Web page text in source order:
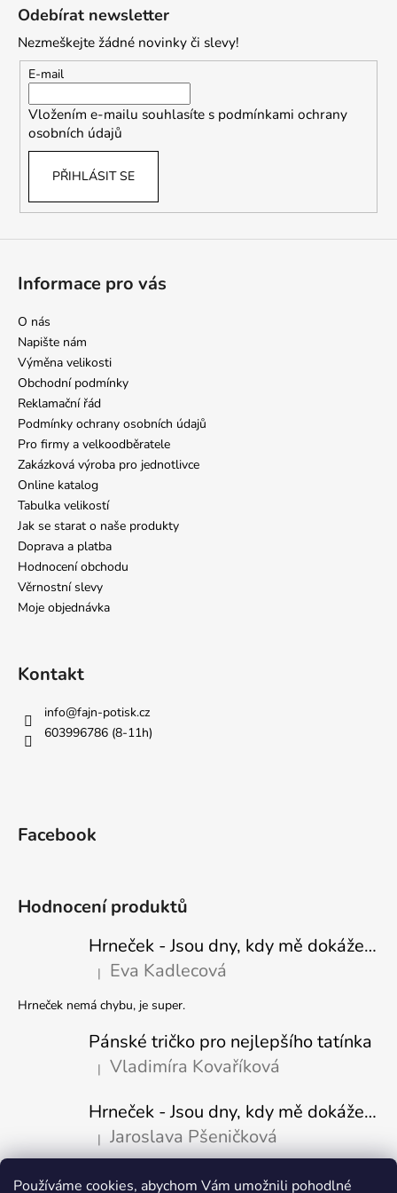
Používáme cookies, abychom Vám umožnili pohodlné
Odebírat newsletter
Nezmeškejte žádné novinky či slevy!
E-mail
Vložením e-mailu souhlasíte s podmínkami ochrany
osobních údajů
PŘIHLÁSIT SE
Informace pro vás
O nás
Napište nám
Výměna velikosti
Obchodní podmínky
Reklamační řád
Podmínky ochrany osobních údajů
Pro firmy a velkoodběratele
Zakázková výroba pro jednotlivce
Online katalog
Tabulka velikostí
Jak se starat o naše produkty
Doprava a platba
Hodnocení obchodu
Věrnostní slevy
Moje objednávka
Kontakt
info@fajn-potisk.cz
603996786 (8-11h)
Facebook
Hodnocení produktů
Hrneček - Jsou dny, kdy mě dokáže nasrat i vzduch - Sova
Hodnocení produktu je 5 z 5 hvězdiček.
| Eva Kadlecová
Hrneček nemá chybu, je super.
Pánské tričko pro nejlepšího tatínka
Hodnocení produktu je 5 z 5 hvězdiček.
| Vladimíra Kovaříková
Hrneček - Jsou dny, kdy mě dokáže nasrat i vzduch-naštvaný pejsek
Hodnocení produktu je 5 z 5 hvězdiček.
| Jaroslava Pšeničková